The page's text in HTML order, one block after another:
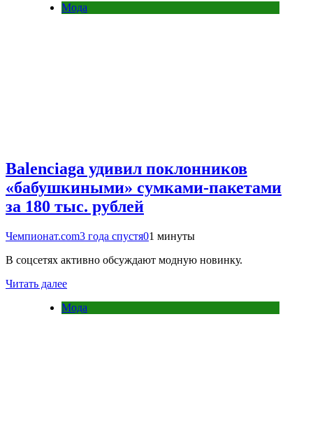
Мода
Balenciaga удивил поклонников
«бабушкиными» сумками-пакетами
за 180 тыс. рублей
Чемпионат.com3 года спустя01 минуты
В соцсетях активно обсуждают модную новинку.
Читать далее
Мода